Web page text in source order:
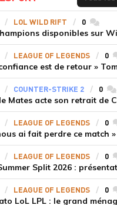
LOL WILD RIFT 0
LEAGUE OF LEGENDS 0
COUNTER-STRIKE 2 0
LEAGUE OF LEGENDS 0
LEAGUE OF LEGENDS 0
LEAGUE OF LEGENDS 0